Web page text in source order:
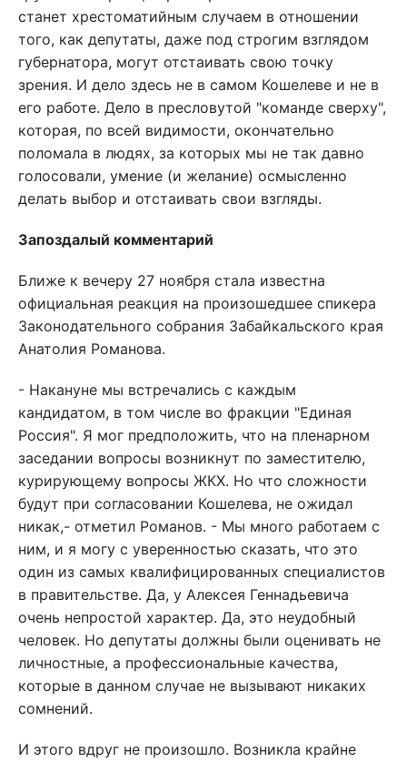
станет хрестоматийным случаем в отношении
того, как депутаты, даже под строгим взглядом
губернатора, могут отстаивать свою точку
зрения. И дело здесь не в самом Кошелеве и не в
его работе. Дело в пресловутой "команде сверху",
которая, по всей видимости, окончательно
поломала в людях, за которых мы не так давно
голосовали, умение (и желание) осмысленно
делать выбор и отстаивать свои взгляды.
Запоздалый комментарий
Ближе к вечеру 27 ноября стала известна
официальная реакция на произошедшее спикера
Законодательного собрания Забайкальского края
Анатолия Романова.
- Накануне мы встречались с каждым
кандидатом, в том числе во фракции "Единая
Россия". Я мог предположить, что на пленарном
заседании вопросы возникнут по заместителю,
курирующему вопросы ЖКХ. Но что сложности
будут при согласовании Кошелева, не ожидал
никак,- отметил Романов. - Мы много работаем с
ним, и я могу с уверенностью сказать, что это
один из самых квалифицированных специалистов
в правительстве. Да, у Алексея Геннадьевича
очень непростой характер. Да, это неудобный
человек. Но депутаты должны были оценивать не
личностные, а профессиональные качества,
которые в данном случае не вызывают никаких
сомнений.
И этого вдруг не произошло. Возникла крайне